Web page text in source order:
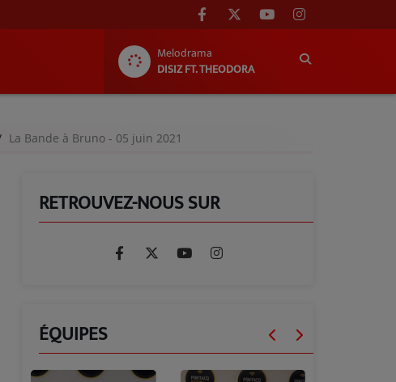
Melodrama
DISIZ FT. THEODORA
La Bande à Bruno - 05 juin 2021
RETROUVEZ-NOUS SUR
ÉQUIPES